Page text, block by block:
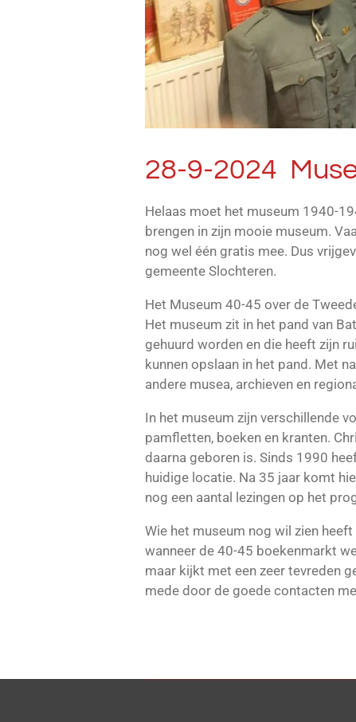
28-9-2024
Helaas moet het museum 1940-
brengen in zijn mooie museum.
nog wel één gratis mee. Dus
gemeente Slochteren.
Het Museum 40-45 over de
Het museum zit in het pand van
gehuurd worden en die heeft zijn
kunnen opslaan in het pand. Met
andere musea, archieven en
In het museum zijn verschillende
pamfletten, boeken en kranten.
daarna geboren is. Sinds 1990
huidige locatie. Na 35 jaar komt
nog een aantal lezingen op het
Wie het museum nog wil zien
wanneer de 40-45 boekenmarkt
maar kijkt met een zeer tevreden
mede door de goede contacten